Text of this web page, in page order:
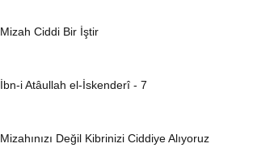
Mizah Ciddi Bir İştir
İbn-i Atâullah el-İskenderî - 7
Mizahınızı Değil Kibrinizi Ciddiye Alıyoruz